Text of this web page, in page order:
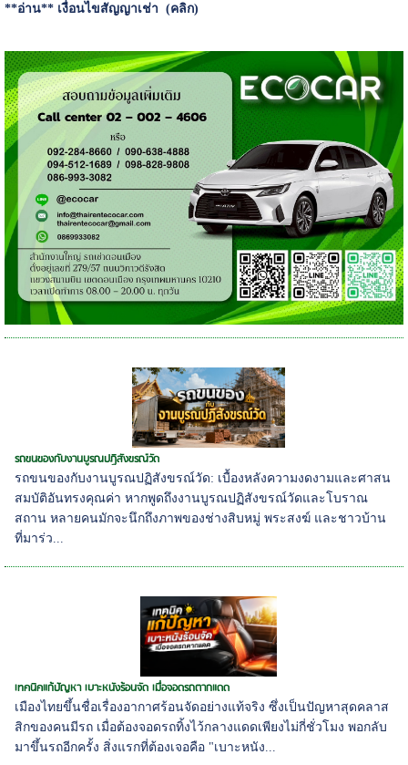
**อ่าน** เงื่อนไขสัญญาเช่า (คลิก)
รถขนของกับงานบูรณปฏิสังขรณ์วัด
รถขนของกับงานบูรณปฏิสังขรณ์วัด: เบื้องหลังความงดงามและศาสน
สมบัติอันทรงคุณค่า หากพูดถึงงานบูรณปฏิสังขรณ์วัดและโบราณ
สถาน หลายคนมักจะนึกถึงภาพของช่างสิบหมู่ พระสงฆ์ และชาวบ้าน
ที่มาร่ว...
เทคนิคแก้ปัญหา เบาะหนังร้อนจัด เมื่อจอดรถตากแดด
เมืองไทยขึ้นชื่อเรื่องอากาศร้อนจัดอย่างแท้จริง ซึ่งเป็นปัญหาสุดคลาส
สิกของคนมีรถ เมื่อต้องจอดรถทิ้งไว้กลางแดดเพียงไม่กี่ชั่วโมง พอกลับ
มาขึ้นรถอีกครั้ง สิ่งแรกที่ต้องเจอคือ "เบาะหนัง...